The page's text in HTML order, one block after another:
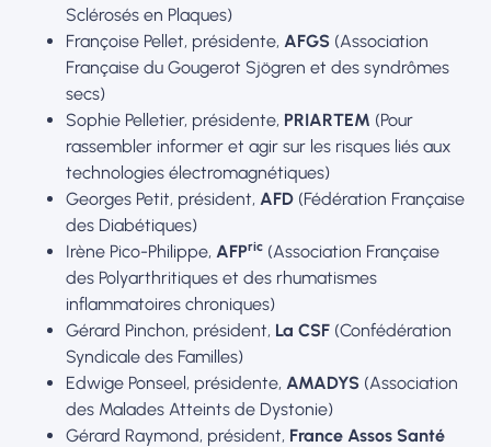
Sclérosés en Plaques)
Françoise Pellet, présidente, AFGS (Association
Française du Gougerot Sjögren et des syndrômes
secs)
Sophie Pelletier, présidente, PRIARTEM (Pour
rassembler informer et agir sur les risques liés aux
technologies électromagnétiques)
Georges Petit, président, AFD (Fédération Française
des Diabétiques)
Irène Pico-Philippe, AFPric (Association Française
des Polyarthritiques et des rhumatismes
inflammatoires chroniques)
Gérard Pinchon, président, La CSF (Confédération
Syndicale des Familles)
Edwige Ponseel, présidente, AMADYS (Association
des Malades Atteints de Dystonie)
Gérard Raymond, président, France Assos Santé